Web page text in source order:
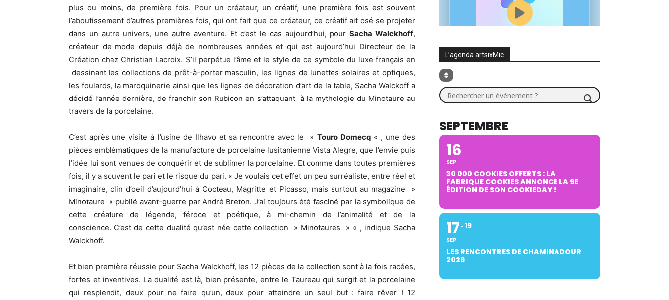
plus ou moins, de première fois. Pour un créateur, un créatif, une première fois est souvent
l’aboutissement d’autres premières fois, qui ont fait que ce créateur, ce créatif ait osé se projeter
dans un autre univers, une autre aventure. Et c’est le cas aujourd’hui, pourSacha Walckhoff,
créateur de mode depuis déjà de nombreuses années et qui est aujourd’hui Directeur de la
Création chez Christian Lacroix. S’il perpétue l’âme et le style de ce symbole du luxe français en
dessinant les collections de prêt-à-porter masculin, les lignes de lunettes solaires et optiques,
les foulards, la maroquinerie ainsi que les lignes de décoration d’art de la table, Sacha Walckoff a
décidé l’année dernière, de franchir son Rubicon en s’attaquant à la mythologie du Minotaure au
travers de la porcelaine.
C’est après une visite à l’usine de Ilhavo et sa rencontre avec le » Touro Domecq« , une des
pièces emblématiques de la manufacture de porcelaine lusitanienne Vista Alegre, que l’envie puis
l’idée lui sont venues de conquérir et de sublimer la porcelaine. Et comme dans toutes premières
fois, il y a souvent le pari et le risque du pari. « Je voulais cet effet un peu surréaliste, entre réel et
imaginaire, clin d’oeil d’aujourd’hui à Cocteau, Magritte et Picasso, mais surtout au magazine »
Minotaure » publié avant-guerre par André Breton. J’ai toujours été fasciné par la symbolique de
cette créature de légende, féroce et poétique, à mi-chemin de l’animalité et de la
conscience. C’est de cette dualité qu’est née cette collection » Minotaures » « , indique Sacha
Walckhoff.
Et bien première réussie pour Sacha Walckhoff, les 12 pièces de la collection sont à la fois racées,
fortes et inventives. La dualité est là, bien présente, entre le Taureau qui surgit et la porcelaine
qui resplendit, deux pour ne faire qu’un, deux pour atteindre un seul but : faire rêver ! 12
L’agenda artsixMic
Rechercher un événement ?
SEPTEMBRE
16
SEP
30 000 COOKIES OFFERTS : LA
FABRIQUE COOKIES ANNONCE LA 9E
ÉDITION DE SON COOKIEDAY !
17
SEP
19
LES RENCONTRES DE CHAMINADOUR
2026